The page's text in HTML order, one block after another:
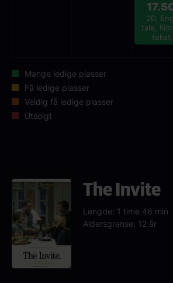
2D, Eng.
tale,
tekst
Mange ledige plasser
Få ledige plasser
Veldig få ledige plasser
Utsolgt
The Invite
Lengde: 1 time 46 min
Aldersgrense: 12 år